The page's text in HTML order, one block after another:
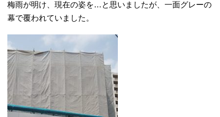
梅雨が明け、現在の姿を…と思いましたが、一面グレーの
幕で覆われていました。